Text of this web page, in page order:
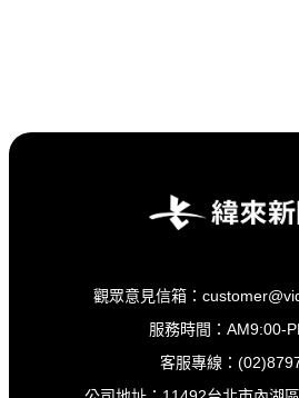
觀眾意見信箱：
服務時間：AM9:00-
客服專線：